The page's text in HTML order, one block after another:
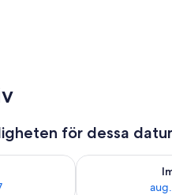
för dessa
för ikväll aug. 6 - aug. 7
Kontrollera